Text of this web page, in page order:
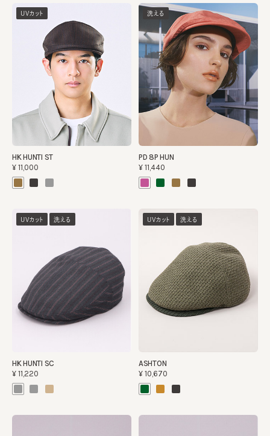
UVカット
HK HUNTI ST
¥11,000
洗える
PD 8P HUN
¥11,440
UVカット 洗える
HK HUNTI SC
¥11,220
UVカット 洗える
ASHTON
¥10,670